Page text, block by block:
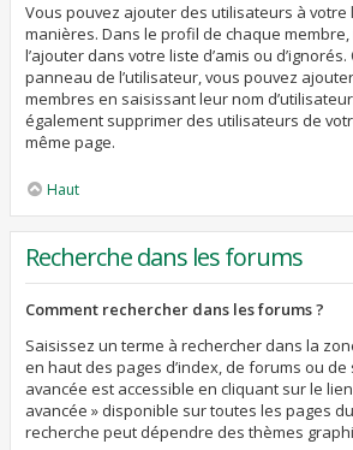
Vous pouvez ajouter des utilisateurs à votre
manières. Dans le profil de chaque
l’ajouter dans votre liste d’amis ou
panneau de l’utilisateur, vous pouvez
membres en saisissant leur nom
également supprimer des utilisateurs de
même page.
Haut
Recherche dans les forums
Comment rechercher dans les forums ?
Saisissez un terme à rechercher dans la
en haut des pages d’index, de forums ou de
avancée est accessible en cliquant sur le
avancée » disponible sur toutes les pages du
recherche peut dépendre des thèmes